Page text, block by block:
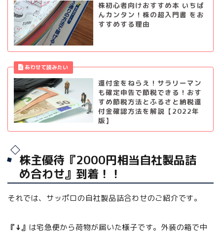
株初心者向けおすすめ本 いちば
んカンタン！株の超入門書 をお
すすめする理由
還付金をねらえ！サラリーマン
も確定申告で節税できる！おす
すめ節税方法とふるさと納税還
付金確認方法を解説【2022年
版】
株主優待『2000円相当自社製品詰
め合わせ』到着！！
それでは、サッポロの自社製品詰合わせのご紹介です。
『↓』 は宅急便から荷物が届いた様子です。外装の箱で中